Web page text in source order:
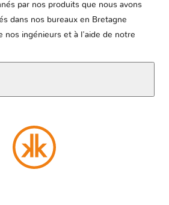
par nos produits que nous avons
dans nos bureaux en Bretagne
nos ingénieurs et à l'aide de notre